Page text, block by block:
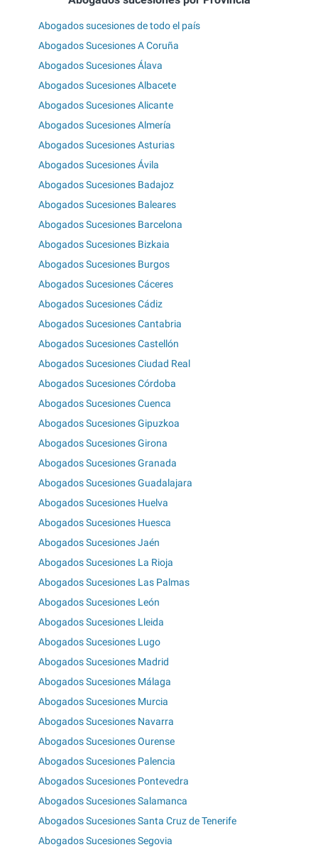
Abogados sucesiones de todo el país
Abogados Sucesiones A Coruña
Abogados Sucesiones Álava
Abogados Sucesiones Albacete
Abogados Sucesiones Alicante
Abogados Sucesiones Almería
Abogados Sucesiones Asturias
Abogados Sucesiones Ávila
Abogados Sucesiones Badajoz
Abogados Sucesiones Baleares
Abogados Sucesiones Barcelona
Abogados Sucesiones Bizkaia
Abogados Sucesiones Burgos
Abogados Sucesiones Cáceres
Abogados Sucesiones Cádiz
Abogados Sucesiones Cantabria
Abogados Sucesiones Castellón
Abogados Sucesiones Ciudad Real
Abogados Sucesiones Córdoba
Abogados Sucesiones Cuenca
Abogados Sucesiones Gipuzkoa
Abogados Sucesiones Girona
Abogados Sucesiones Granada
Abogados Sucesiones Guadalajara
Abogados Sucesiones Huelva
Abogados Sucesiones Huesca
Abogados Sucesiones Jaén
Abogados Sucesiones La Rioja
Abogados Sucesiones Las Palmas
Abogados Sucesiones León
Abogados Sucesiones Lleida
Abogados Sucesiones Lugo
Abogados Sucesiones Madrid
Abogados Sucesiones Málaga
Abogados Sucesiones Murcia
Abogados Sucesiones Navarra
Abogados Sucesiones Ourense
Abogados Sucesiones Palencia
Abogados Sucesiones Pontevedra
Abogados Sucesiones Salamanca
Abogados Sucesiones Santa Cruz de Tenerife
Abogados Sucesiones Segovia